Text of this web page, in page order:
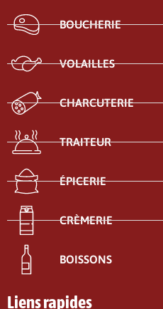
BOUCHERIE
VOLAILLES
CHARCUTERIE
TRAITEUR
ÉPICERIE
CRÈMERIE
BOISSONS
Liens rapides